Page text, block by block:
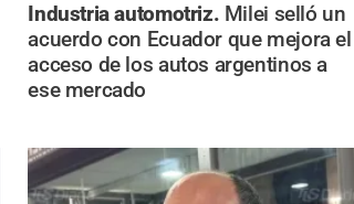
Industria automotriz. Milei selló un
acuerdo con Ecuador que mejora el
acceso de los autos argentinos a
ese mercado